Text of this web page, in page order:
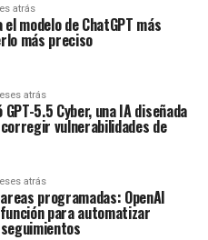
atrás
modelo de ChatGPT más
más preciso
atrás
5.5 Cyber, una IA diseñada
vulnerabilidades de
atrás
programadas: OpenAI
para automatizar